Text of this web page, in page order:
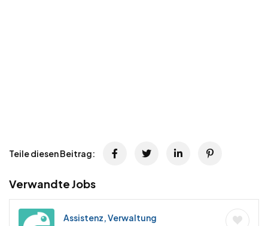
Teile diesen Beitrag:
Verwandte Jobs
Assistenz, Verwaltung